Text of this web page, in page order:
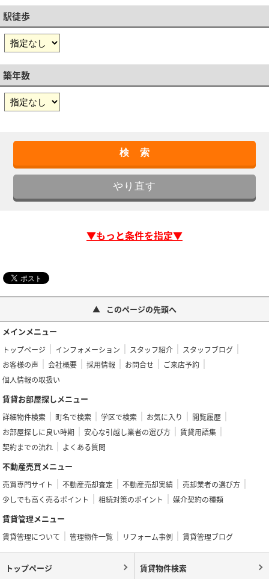
駅徒歩
築年数
▼もっと条件を指定▼
このページの先頭へ
メインメニュー
トップページ インフォメーション スタッフ紹介
スタッフブログ
お客様の声
会社概要 採用情報 お問合せ
ご来店予約
個人情報の取扱い
賃貸お部屋探しメニュー
詳細物件検索 町名で検索 学区で検索 お気に入り
閲覧履歴
お部屋探しに良い時期
安心な引越し業者の選び方
賃貸用語集
契約までの流れ
よくある質問
不動産売買メニュー
売買専門サイト 不動産売却査定 不動産売却実績
売却業者の選び方
少しでも高く売るポイント
相続対策のポイント 媒介契約の種類
賃貸管理メニュー
賃貸管理について 管理物件一覧 リフォーム事例 賃貸管理ブログ
トップページ 賃貸物件検索